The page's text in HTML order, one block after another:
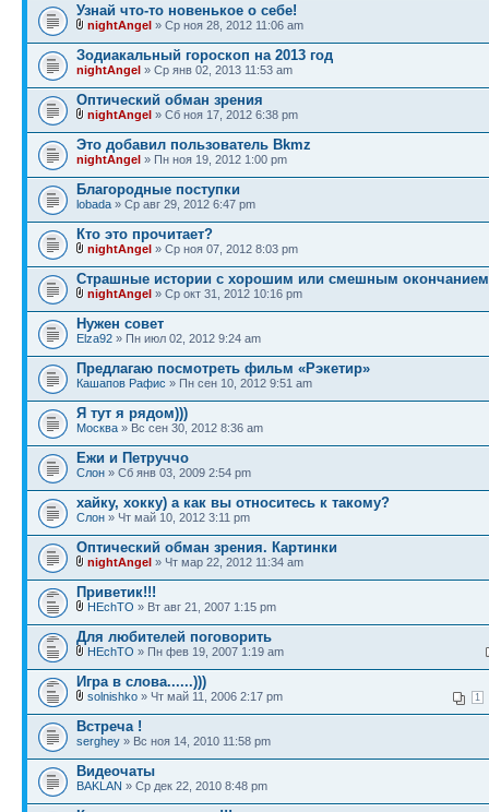
Узнай что-то новенькое о себе!
nightAngel » Ср ноя 28, 2012 11:06 am
Зодиакальный гороскоп на 2013 год
nightAngel » Ср янв 02, 2013 11:53 am
Оптический обман зрения
nightAngel » Сб ноя 17, 2012 6:38 pm
Это добавил пользователь Bkmz
nightAngel » Пн ноя 19, 2012 1:00 pm
Благородные поступки
lobada » Ср авг 29, 2012 6:47 pm
Кто это прочитает?
nightAngel » Ср ноя 07, 2012 8:03 pm
Страшные истории с хорошим или смешным окончанием
nightAngel » Ср окт 31, 2012 10:16 pm
Нужен совет
Elza92 » Пн июл 02, 2012 9:24 am
Предлагаю посмотреть фильм «Рэкетир»
Кашапов Рафис » Пн сен 10, 2012 9:51 am
Я тут я рядом)))
Москва » Вс сен 30, 2012 8:36 am
Ежи и Петруччо
Слон » Сб янв 03, 2009 2:54 pm
хайку, хокку) а как вы относитесь к такому?
Слон » Чт май 10, 2012 3:11 pm
Оптический обман зрения. Картинки
nightAngel » Чт мар 22, 2012 11:34 am
Приветик!!!
HEchTO » Вт авг 21, 2007 1:15 pm
Для любителей поговорить
HEchTO » Пн фев 19, 2007 1:19 am
Игра в слова......)))
1
solnishko » Чт май 11, 2006 2:17 pm
Встреча !
serghey » Вс ноя 14, 2010 11:58 pm
Видеочаты
BAKLAN » Ср дек 22, 2010 8:48 pm